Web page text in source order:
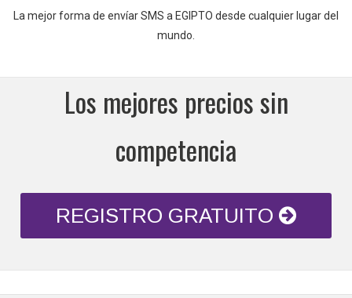
La mejor forma de envíar SMS a EGIPTO desde cualquier lugar del
mundo.
Los mejores precios sin
competencia
REGISTRO GRATUITO